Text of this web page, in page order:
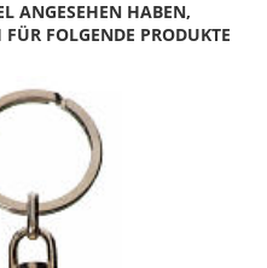
ANGESEHEN HABEN,
FOLGENDE PRODUKTE